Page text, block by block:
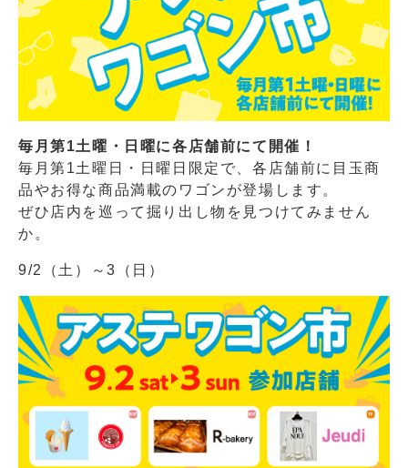
毎月第1土曜・日曜に各店舗前にて開催！
毎月第1土曜日・日曜日限定で、各店舗前に目玉商
品やお得な商品満載のワゴンが登場します。
ぜひ店内を巡って掘り出し物を見つけてみません
か。
9/2（土）～3（日）